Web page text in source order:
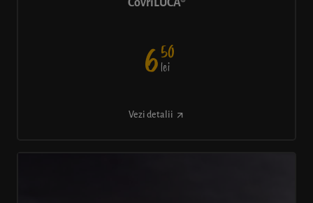
CovriLUCA®
650
lei
Vezi detalii